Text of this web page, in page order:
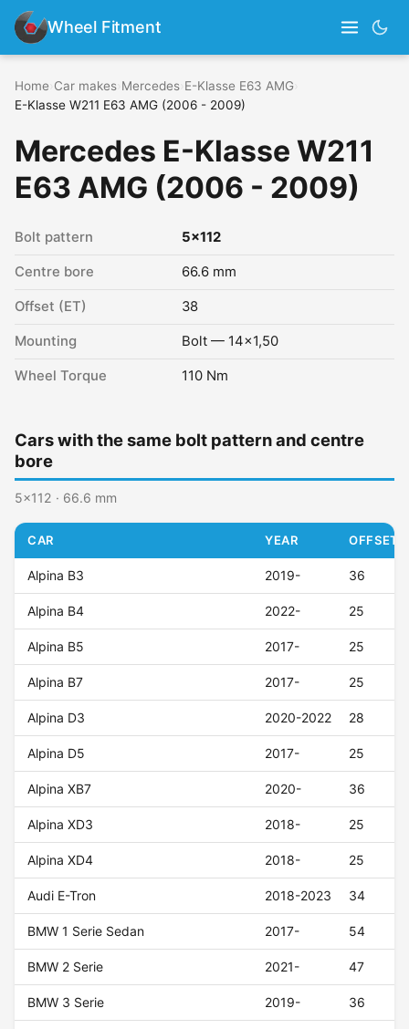
Wheel Fitment
Home Car makes Mercedes E-Klasse E63 AMG
E-Klasse W211 E63 AMG (2006 - 2009)
Mercedes E-Klasse W211
E63 AMG (2006 - 2009)
Bolt pattern 5x112
Centre bore 66.6 mm
Offset (ET) 38
Mounting Bolt — 14x1,50
Wheel Torque 110 Nm
Cars with the same bolt pattern and centre
bore
5x112 · 66.6 mm
CAR YEAR OFFSET
Alpina B3 2019- 36
Alpina B4 2022- 25
Alpina B5 2017- 25
Alpina B7 2017- 25
Alpina D3 2020-2022 28
Alpina D5 2017- 25
Alpina XB7 2020- 36
Alpina XD3 2018- 25
Alpina XD4 2018- 25
Audi E-Tron 2018-2023 34
BMW 1 Serie Sedan 2017- 54
BMW 2 Serie 2021- 47
BMW 3 Serie 2019- 36